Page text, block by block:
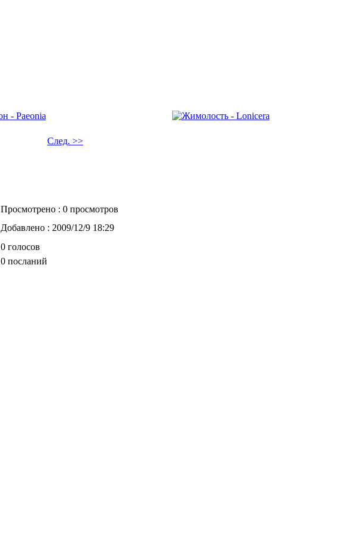
След. >>
Просмотрено : 0 просмотров
Добавлено : 2009/12/9 18:29
0 голосов
0 посланий